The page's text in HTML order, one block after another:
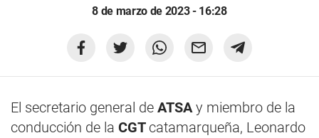
8 de marzo de 2023 - 16:28
El secretario general de ATSAy miembro de la
conducción de la CGT catamarqueña, Leonardo